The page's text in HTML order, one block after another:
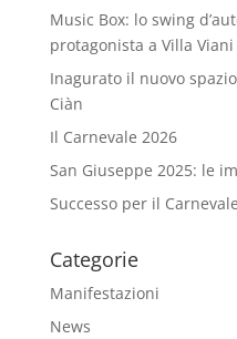
Music Box: lo swing
protagonista a Villa Viani
Inagurato il nuovo
Ciàn
Il Carnevale 2026
San Giuseppe 2025: le
Successo per il
Categorie
Manifestazioni
News